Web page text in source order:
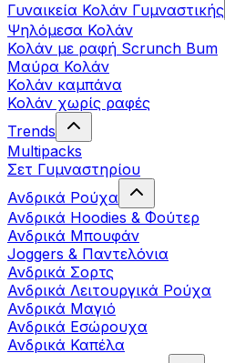
Γυναικεία Κολάν Γυμναστικής
Ψηλόμεσα Κολάν
Κολάν με ραφή Scrunch Bum
Μαύρα Κολάν
Κολάν καμπάνα
Κολάν χωρίς ραφές
Trends
Multipacks
Σετ Γυμναστηρίου
Ανδρικά Ρούχα
Ανδρικά Hoodies & Φούτερ
Ανδρικά Μπουφάν
Joggers & Παντελόνια
Ανδρικά Σορτς
Ανδρικά Λειτουργικά Ρούχα
Ανδρικά Μαγιό
Ανδρικά Εσώρουχα
Ανδρικά Καπέλα